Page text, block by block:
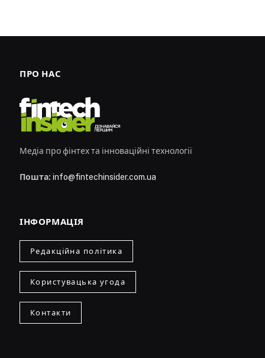
ПРО НАС
Медіа про фінтех та інноваційні технології
Пошта: info@fintechinsider.com.ua
ІНФОРМАЦІЯ
Редакційна політика
Користувацька угода
Контакти